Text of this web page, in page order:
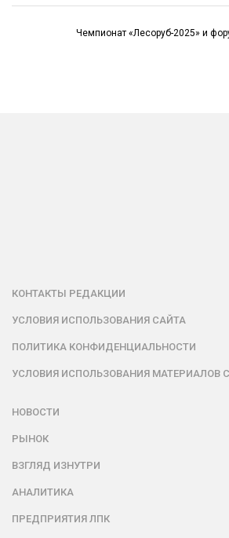
Чемпионат «Лесоруб-2025» и
КОНТАКТЫ РЕДАКЦИИ
УСЛОВИЯ ИСПОЛЬЗОВАНИЯ САЙТА
ПОЛИТИКА КОНФИДЕНЦИАЛЬНОСТИ
УСЛОВИЯ ИСПОЛЬЗОВАНИЯ МАТЕРИАЛОВ
НОВОСТИ
РЫНОК
ВЗГЛЯД ИЗНУТРИ
АНАЛИТИКА
ПРЕДПРИЯТИЯ ЛПК